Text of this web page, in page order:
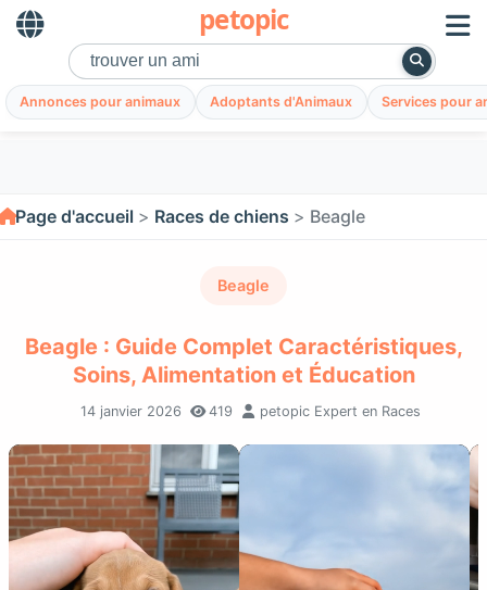
petopic
Annonces pour animaux Adoptants d'Animaux Services pour
Page d'accueil Races de chiens Beagle
Beagle
Beagle : Guide Complet Caractéristiques,
Soins, Alimentation et Éducation
14 janvier 2026 419 petopic Expert en Races